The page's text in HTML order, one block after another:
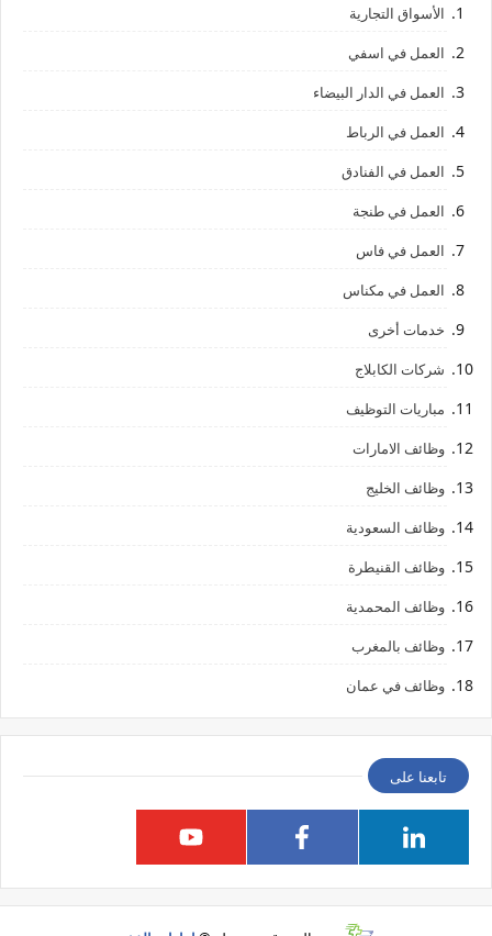
الأسواق التجارية
العمل في اسفي
العمل في الدار البيضاء
العمل في الرباط
العمل في الفنادق
العمل في طنجة
العمل في فاس
العمل في مكناس
خدمات أخرى
شركات الكابلاج
مباريات التوظيف
وظائف الامارات
وظائف الخليج
وظائف السعودية
وظائف القنيطرة
وظائف المحمدية
وظائف بالمغرب
وظائف في عمان
تابعنا على